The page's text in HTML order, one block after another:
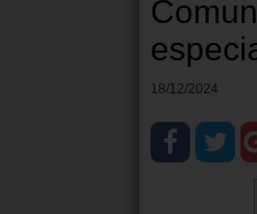
18/12/2024